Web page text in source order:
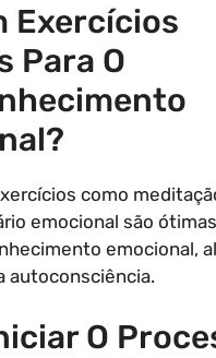
Exercícios
Para O
como
emocional são
emocional,
autoconsciência.
O